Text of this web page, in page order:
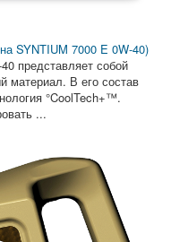
SYNTIUM 7000 E 0W-40)
представляет собой
материал. В его состав
°CoolTech+™.
...